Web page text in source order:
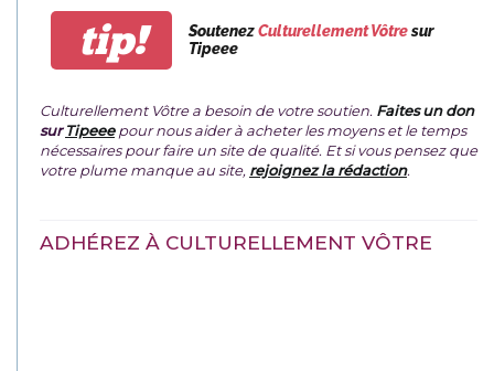
tip! SoutenezCulturellement Vôtresur
Tipeee
Culturellement Vôtre a besoin de votre soutien. Faites un don
surTipeeepour nous aider à acheter les moyens et le temps
nécessaires pour faire un site de qualité. Et si vous pensez que
votre plume manque au site, rejoignez la rédaction.
ADHÉREZ À CULTURELLEMENT VÔTRE